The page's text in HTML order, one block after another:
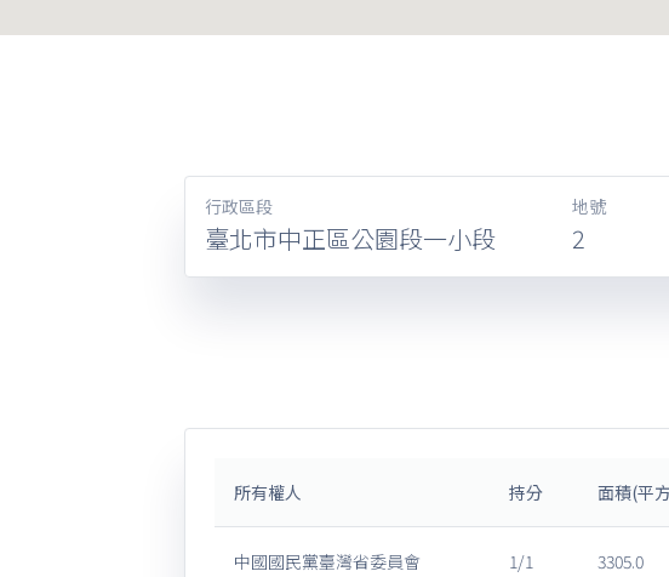
行政區段
臺北市中正區公園段一小段
地號
2
所有權人 持分 面積(平
中國國民黨臺灣省委員會 1/1 3305.0